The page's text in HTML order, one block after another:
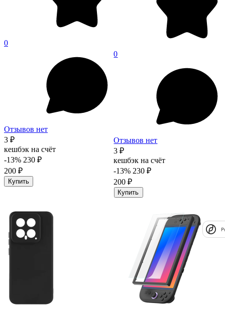
0
Отзывов нет
3 ₽
кешбэк на счёт
-13% 230 ₽
200 ₽
Купить
0
Отзывов нет
3 ₽
кешбэк на счёт
-13% 230 ₽
200 ₽
Купить